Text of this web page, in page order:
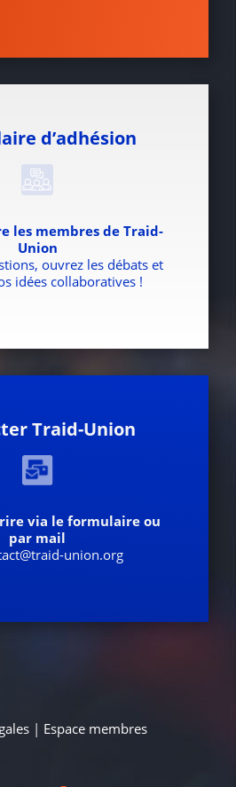
d’adhésion
les membres de Traid-
Union
ouvrez les débats et
idées collaboratives !
Traid-Union
via le formulaire ou
par mail
union.org
| Espace membres